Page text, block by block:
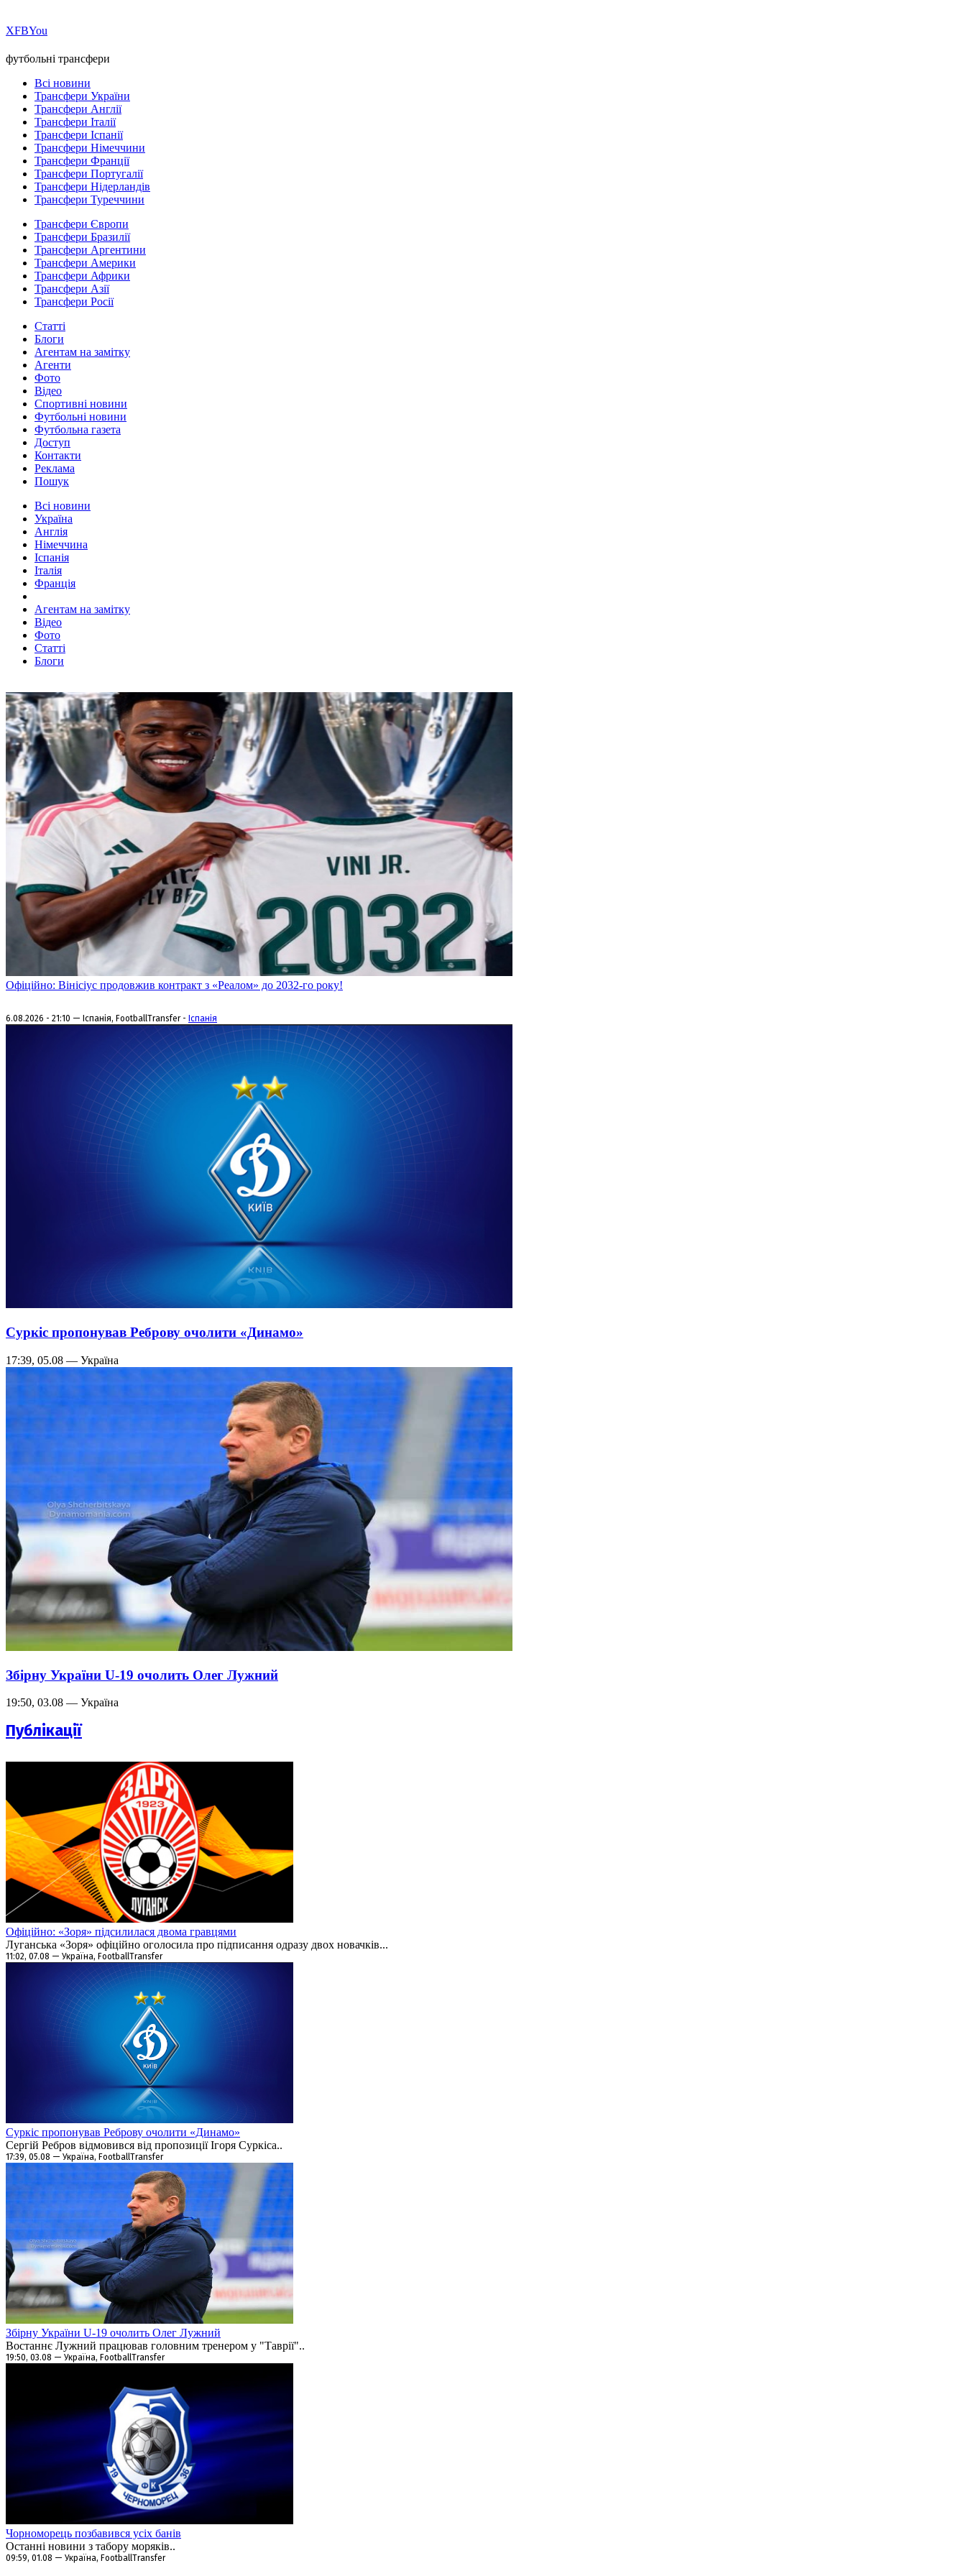
ХFBYou
футбольні трансфери
Всі новини
Трансфери України
Трансфери Англії
Трансфери Італії
Трансфери Іспанії
Трансфери Німеччини
Трансфери Франції
Трансфери Португалії
Трансфери Нідерландів
Трансфери Туреччини
Трансфери Європи
Трансфери Бразилії
Трансфери Аргентини
Трансфери Америки
Трансфери Африки
Трансфери Азії
Трансфери Росії
Статті
Блоги
Агентам на замітку
Агенти
Фото
Відео
Спортивні новини
Футбольні новини
Футбольна газета
Доступ
Контакти
Реклама
Пошук
Всі новини
Україна
Англія
Німеччина
Іспанія
Італія
Франція
Агентам на замітку
Відео
Фото
Статті
Блоги
Офіційно: Вінісіус продовжив контракт з «Реалом» до 2032-го року!
6.08.2026 - 21:10 — Іспанія, FootballTransfer - Іспанія
Суркіс пропонував Реброву очолити «Динамо»
17:39, 05.08 — Україна
Збірну України U-19 очолить Олег Лужний
19:50, 03.08 — Україна
Публікації
Офіційно: «Зоря» підсилилася двома гравцями
Луганська «Зоря» офіційно оголосила про підписання одразу двох новачків...
11:02, 07.08 — Україна, FootballTransfer
Суркіс пропонував Реброву очолити «Динамо»
Сергій Ребров відмовився від пропозиції Ігоря Суркіса..
17:39, 05.08 — Україна, FootballTransfer
Збірну України U-19 очолить Олег Лужний
Востаннє Лужний працював головним тренером у "Таврії"..
19:50, 03.08 — Україна, FootballTransfer
Чорноморець позбавився усіх банів
Останні новини з табору моряків..
09:59, 01.08 — Україна, FootballTransfer